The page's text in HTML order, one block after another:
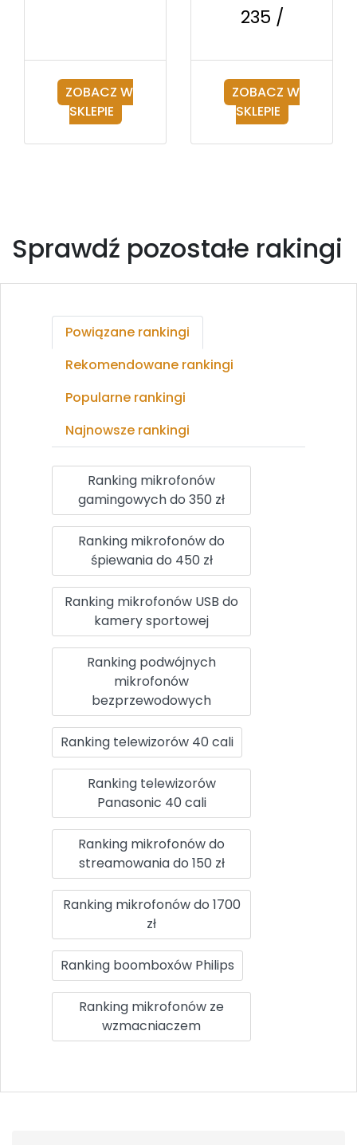
ZOBACZ W
SKLEPIE
235 /
ZOBACZ W
SKLEPIE
Sprawdź pozostałe rakingi
Powiązane rankingi
Rekomendowane rankingi
Popularne rankingi
Najnowsze rankingi
Ranking mikrofonów
gamingowych do 350 zł
Ranking mikrofonów do
śpiewania do 450 zł
Ranking mikrofonów USB do
kamery sportowej
Ranking podwójnych
mikrofonów
bezprzewodowych
Ranking telewizorów 40 cali
Ranking telewizorów
Panasonic 40 cali
Ranking mikrofonów do
streamowania do 150 zł
Ranking mikrofonów do 1700
zł
Ranking boomboxów Philips
Ranking mikrofonów ze
wzmacniaczem